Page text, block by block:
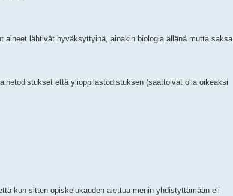
aineet lähtivät hyväksyttyinä, ainakin biologia ällänä mutta saksa
että ylioppilastodistuksen (saattoivat olla oikeaksi
kun sitten opiskelukauden alettua menin yhdistyttämään eli